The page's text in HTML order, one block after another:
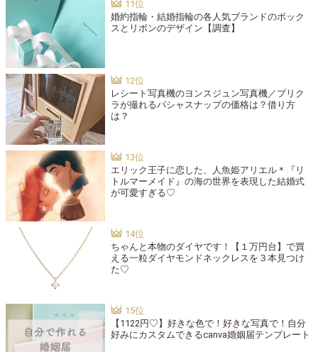
婚約指輪・結婚指輪の各人気ブランドのボック
スとリボンのデザイン【調査】
レシート写真機のヨンスジュン写真機／プリク
ラが撮れるパシャスナップの価格は？借り方
は？
エリック王子に恋した、人魚姫アリエル＊『リ
トルマーメイド』の海の世界を表現した結婚式
が可愛すぎる♡
ちゃんと本物のダイヤです！【１万円台】で買
える一粒ダイヤモンドネックレスを３本見つけ
た♡
【1122円♡】好きな色で！好きな写真で！自分
好みにカスタムできるcanva婚姻届テンプレート